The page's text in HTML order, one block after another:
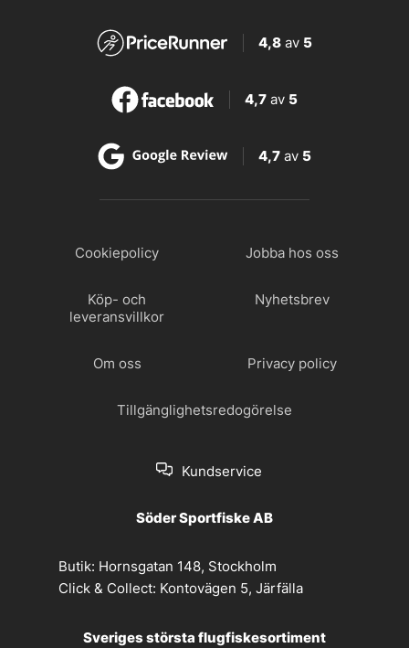
4,8 av 5
4,7 av 5
4,7 av 5
Cookiepolicy Jobba hos oss
Köp- och
leveransvillkor
Nyhetsbrev
Om oss Privacy policy
Tillgänglighetsredogörelse
Kundservice
Söder Sportfiske AB
Butik: Hornsgatan 148, Stockholm
Click & Collect: Kontovägen 5, Järfälla
Sveriges största flugfiskesortiment